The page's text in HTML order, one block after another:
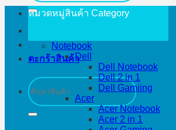
ตะกร้าสินค้า
ค้นหา:
หมวดหมู่สินค้า Category
Notebook
Dell
Dell Notebook
Dell 2 in 1
Dell Gamiing
Acer
Acer Notebook
Acer 2 in 1